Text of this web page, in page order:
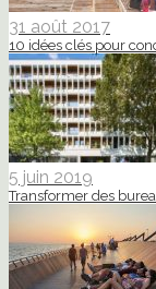
31 août 2017
10 idées clés pour
5 juin 2019
Transformer des